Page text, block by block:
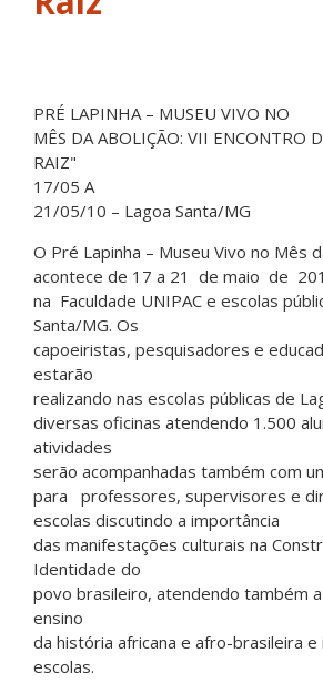
PRÉ LAPINHA – MUSEU VIVO NO
MÊS DA ABOLIÇÃO: VII ENCONTRO
RAIZ"
17/05 A
21/05/10 – Lagoa Santa/MG
O Pré Lapinha – Museu Vivo no Mês
acontece de 17 a 21 de maio de
na Faculdade UNIPAC e escolas
Santa/MG. Os
capoeiristas, pesquisadores e
estarão
realizando nas escolas públicas de
diversas oficinas atendendo 1.500
atividades
serão acompanhadas também com
para professores, supervisores e
escolas discutindo a importância
das manifestações culturais na
Identidade do
povo brasileiro, atendendo também
ensino
da história africana e afro-brasileira e
escolas.